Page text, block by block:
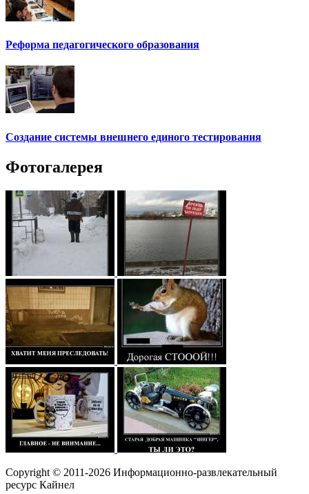
Реформа педагогического образования
Создание системы внешнего единого тестирования
Фотогалерея
Copyright © 2011-2026 Информационно-развлекательный
ресурс Кайнел